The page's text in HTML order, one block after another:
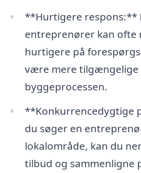
**Hurtigere respons:**
entreprenører kan ofte
hurtigere på
være mere tilgængelige
byggeprocessen.
**Konkurrencedygtige
du søger en
lokalområde, kan du
tilbud og sammenligne